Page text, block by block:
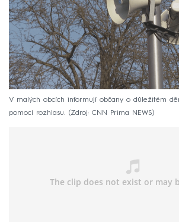
V malých obcích informují občany o důležitém
pomocí rozhlasu.
Zdroj: CNN Prima NEWS